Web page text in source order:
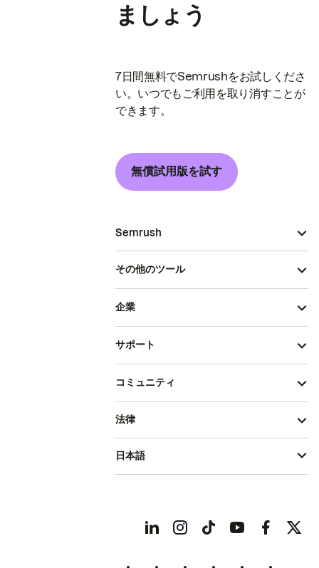
ましょう
7日間無料でSemrushをお試しくださ
い。いつでもご利用を取り消すことが
できます。
無償試用版を試す
Semrush
その他のツール
企業
サポート
コミュニティ
法律
日本語